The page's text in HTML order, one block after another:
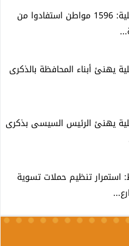
محافظ الدقهلية: 1596 مواطن استفادوا من
يهنئ أبناء المحافظة بالذكرى
يهنئ الرئيس السيسى بذكرى
تنظيم حملات تسوية